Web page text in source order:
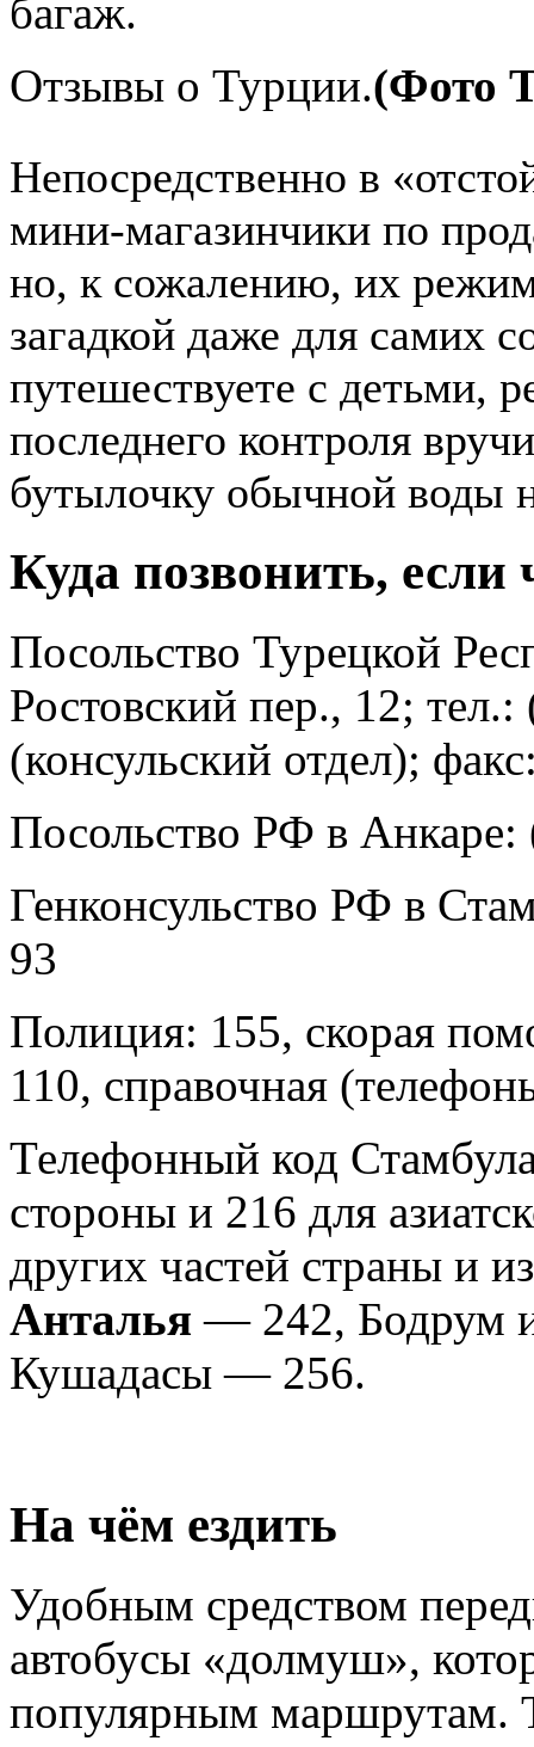
багаж.
Отзывы о Турции.(Фото
Непосредственно в
мини-магазинчики по
но, к сожалению, их режим
загадкой даже для самих
путешествуете с детьми,
последнего контроля
бутылочку обычной воды
Куда позвонить, если
Посольство Турецкой
Ростовский пер., 12;
(консульский отдел);
Посольство РФ в
Генконсульство РФ в
93
Полиция: 155, скорая
110, справочная
Телефонный код
стороны и 216 для
других частей страны и
Анталья — 242, Бодрум
Кушадасы — 256.
На чём ездить
Удобным средством
автобусы «долмуш»,
популярным маршрутам.